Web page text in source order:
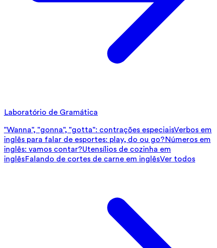
Laboratório de Gramática
"Wanna", "gonna", "gotta": contrações especiaisVerbos em
inglês para falar de esportes: play, do ou go?Números em
inglês: vamos contar?Utensílios de cozinha em
inglêsFalando de cortes de carne em inglêsVer todos